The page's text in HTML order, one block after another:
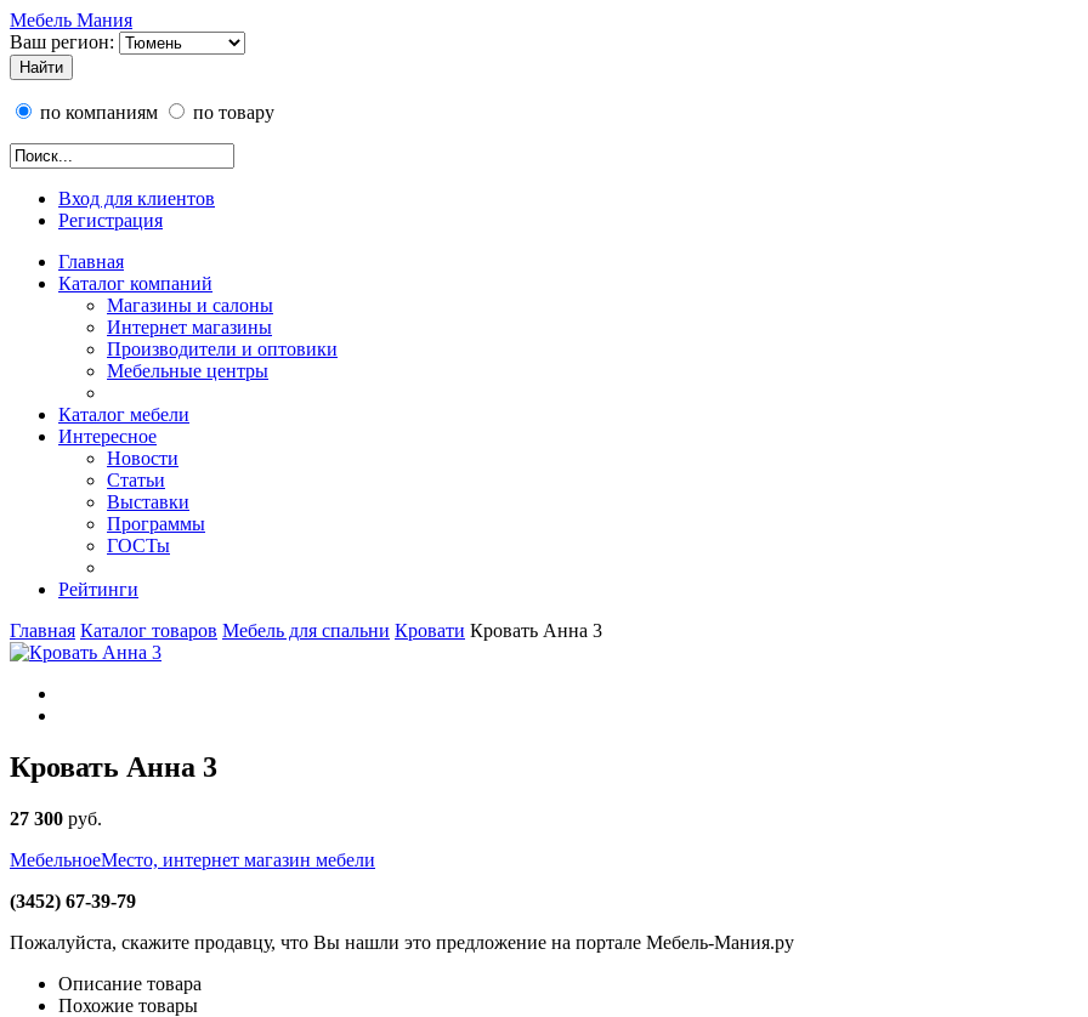
Мебель Мания
Ваш регион:
по компаниям по товару
Вход для клиентов
Регистрация
Главная
Каталог компаний
Магазины и салоны
Интернет магазины
Производители и оптовики
Мебельные центры
Каталог мебели
Интересное
Новости
Статьи
Выставки
Программы
ГОСТы
Рейтинги
Главная Каталог товаров Мебель для спальни Кровати Кровать Анна 3
Кровать Анна 3
27 300 руб.
МебельноеМесто, интернет магазин мебели
(3452) 67-39-79
Пожалуйста, скажите продавцу, что Вы нашли это предложение на портале Мебель-Мания.ру
Описание товара
Похожие товары